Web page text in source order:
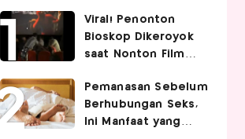
Viral! Penonton
Bioskop Dikeroyok
saat Nonton Film
Pemanasan Sebelum
Berhubungan Seks,
Ini Manfaat yang